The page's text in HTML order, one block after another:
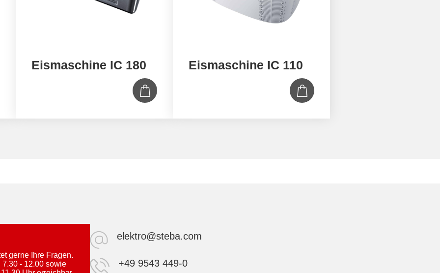
Eismaschine IC 180 Eismaschine IC 110
gerne Ihre Fragen.
- 12.00 sowie
elektro@steba.com
+49 9543 449-0